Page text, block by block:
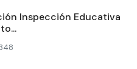
Inspección Educativa